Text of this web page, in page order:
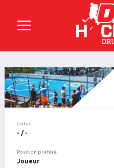
Cotes
- / -
Position préféré
Joueur